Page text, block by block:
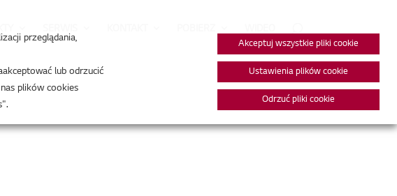
przeglądania,
lub odrzucić
plików cookies
Akceptuj wszystkie pliki cookie
Ustawienia plików cookie
Odrzuć pliki cookie